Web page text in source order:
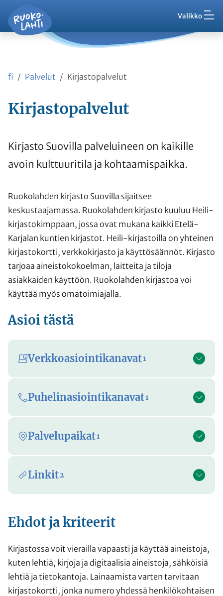
Siirry pääsisältöön Valikko
Ruokolahti - etusivu
Palaute
Asuminen ja ympäristö
Kasvatus ja koulutus
Harrasta ja viihdy
Kunta ja hallinto
Työ ja yrittäminen
fi Palvelut Kirjastopalvelut
Kirjastopalvelut
Kirjasto Suovilla palveluineen on kaikille
avoin kulttuuritila ja kohtaamispaikka.
Ruokolahden kirjasto Suovilla sijaitsee
keskustaajamassa. Ruokolahden kirjasto kuuluu Heili-
kirjastokimppaan, jossa ovat mukana kaikki Etelä-
Karjalan kuntien kirjastot. Heili-kirjastoilla on yhteinen
kirjastokortti, verkkokirjasto ja käyttösäännöt. Kirjasto
tarjoaa aineistokokoelman, laitteita ja tiloja
asiakkaiden käyttöön. Ruokolahden kirjastoa voi
käyttää myös omatoimiajalla.
Asioi tästä
Verkkoasiointikanavat1
Puhelinasiointikanavat1
Palvelupaikat1
Linkit2
Ehdot ja kriteerit
Kirjastossa voit vierailla vapaasti ja käyttää aineistoja,
kuten lehtiä, kirjoja ja digitaalisia aineistoja, sähköisiä
lehtiä ja tietokantoja. Lainaamista varten tarvitaan
kirjastokortti, jonka numero yhdessä henkilökohtaisen